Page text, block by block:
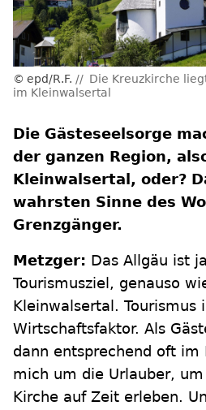
epd/R.F.
Die Kreuzkirche
im Kleinwalsertal
Die Gästeseelsorge
der ganzen Region,
Kleinwalsertal, oder?
wahrsten Sinne des
Grenzgänger.
Metzger: Das Allgäu ist
Tourismusziel, genauso
Kleinwalsertal. Tourismus
Wirtschaftsfaktor. Als
dann entsprechend oft im
mich um die Urlauber,
Kirche auf Zeit erleben.